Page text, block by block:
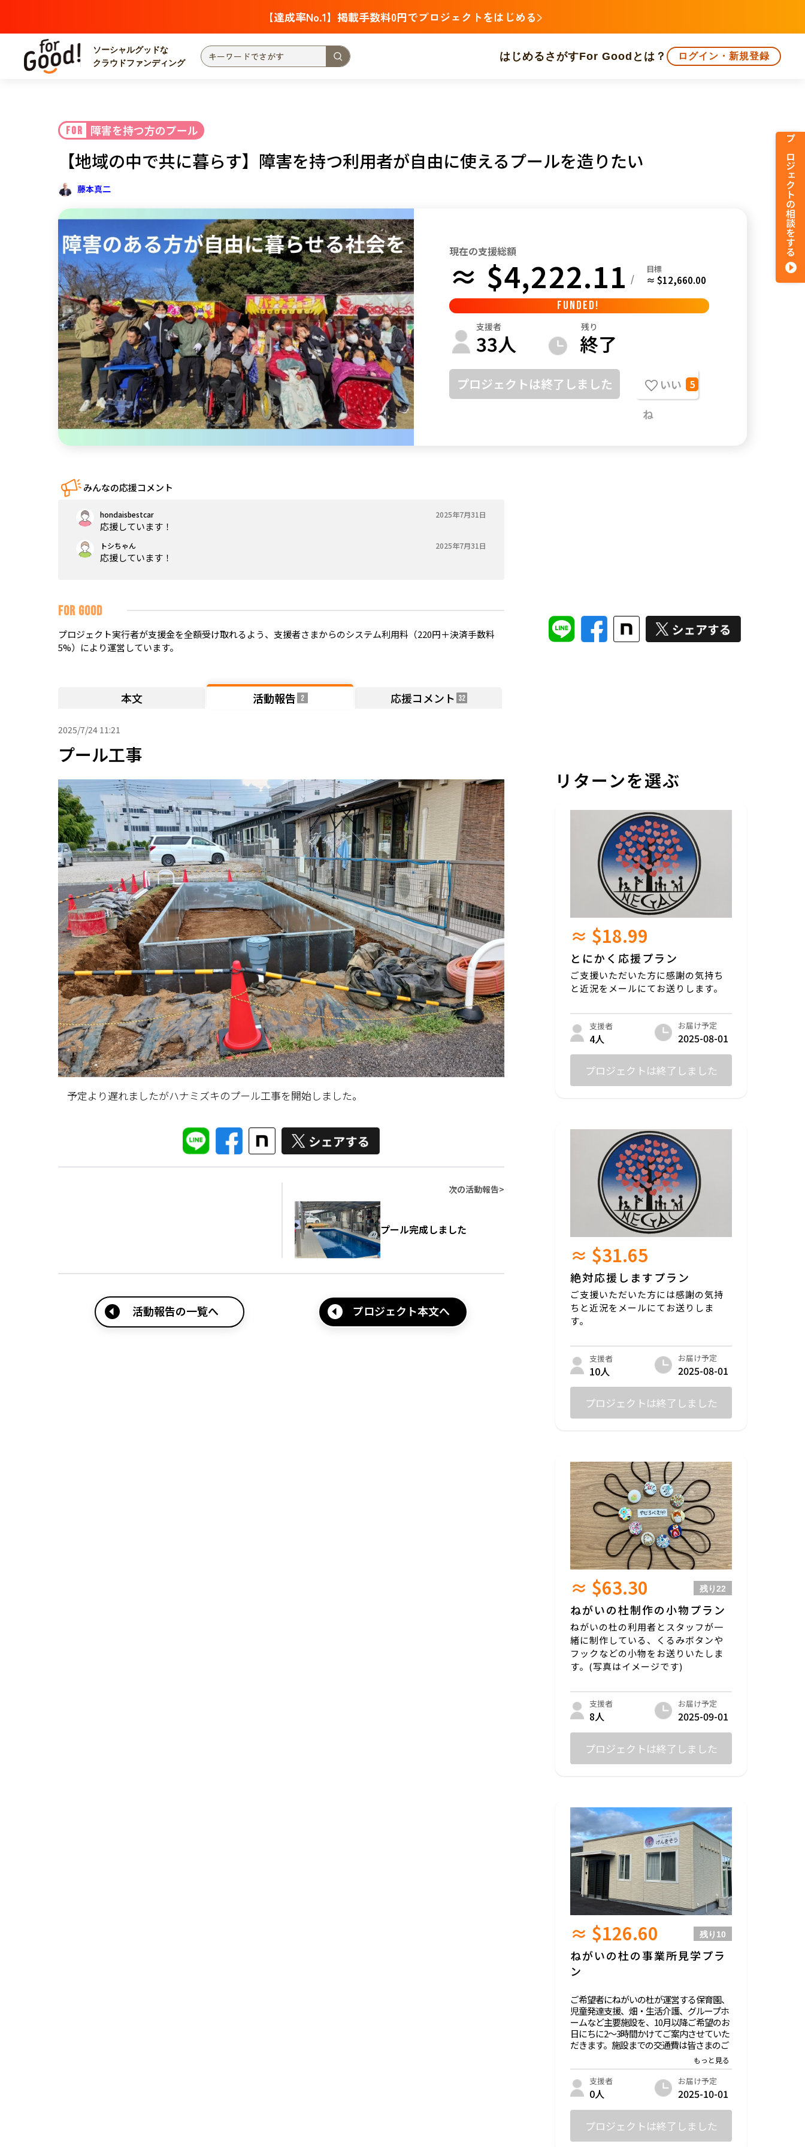
【達成率No.1】掲載手数料0円でプロジェクトをはじめる
ソーシャルグッドな
クラウドファンディング
はじめる さがすFor Goodとは？ ログイン・新規登録
カテゴリーからさがす 国際協力
災害
社会貢献
地域からさがす
関東 茨城 栃木 群馬 埼玉 千葉
中部 新潟 富山 石川 福井 山梨
近畿 三重 滋賀 京都 大阪 兵庫
中国 鳥取 島根 岡山 広島 山口
四国 徳島 香川 愛媛 高知
九州・沖縄 福岡 佐賀 長崎 熊本 大分 鹿児島 沖縄
FOR 障害を持つ方のプール
【地域の中で共に暮らす】障害を持つ利用者が自由に使えるプールを造りたい
藤本真二
現在の支援総額
≈ $4,222.11 /
目標
≈ $12,660.00
FUNDED!
支援者
33人
残り
終了
プロジェクトは終了しました
いい
ね
5
みんなの応援コメント
hondaisbestcar 2025年7月31日
応援しています！
トシちゃん 2025年7月31日
応援しています！
FOR GOOD
プロジェクト実行者が支援金を全額受け取れるよう、支援者さまからのシステム利用料（220円＋決済手数料
5%）により運営しています。
プロジェクトの相談をする
本文 活動報告 2 応援コメント 32
2025/7/24 11:21
プール工事
予定より遅れましたがハナミズキのプール工事を開始しました。
プール完成しました
次の活動報告>
活動報告の一覧へ プロジェクト本文へ
リターンを選ぶ
≈ $18.99
とにかく応援プラン
ご支援いただいた方に感謝の気持ち
と近況をメールにてお送りします。
支援者
4人
お届け予定
2025-08-01
プロジェクトは終了しました
≈ $31.65
絶対応援しますプラン
ご支援いただいた方には感謝の気持
ちと近況をメールにてお送りしま
す。
支援者
10人
お届け予定
2025-08-01
プロジェクトは終了しました
≈ $63.30 残り22
ねがいの杜制作の小物プラン
ねがいの杜の利用者とスタッフが一
緒に制作している、くるみボタンや
フックなどの小物をお送りいたしま
す。(写真はイメージです)
支援者
8人
お届け予定
2025-09-01
プロジェクトは終了しました
≈ $126.60 残り 10
ねがいの杜の事業所見学プラ
ン
ご希望者にねがいの杜が運営する保育園、
児童発達支援、畑・生活介護、グループホ
ームなど主要施設を、10月以降ご希望のお
日にちに2～3時間かけてご案内させていた
だきます。施設までの交通費は皆さまのご
支援者
0人
お届け予定
2025-10-01
プロジェクトは終了しました